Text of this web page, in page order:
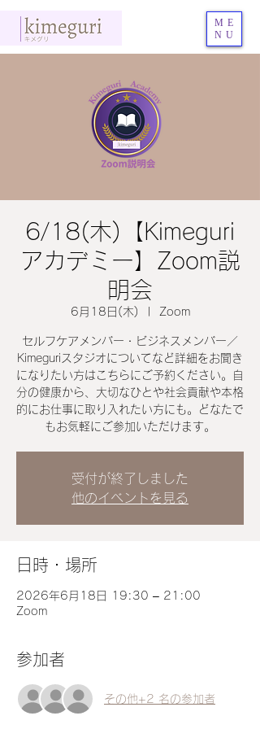
ME
NU
6/18(木)【Kimeguri
アカデミー】Zoom説
明会
6月18日(木) Zoom
セルフケアメンバー・ビジネスメンバー／
Kimeguriスタジオについてなど詳細をお聞き
になりたい方はこちらにご予約ください。自
分の健康から、大切なひとや社会貢献や本格
的にお仕事に取り入れたい方にも。どなたで
もお気軽にご参加いただけます。
受付が終了しました
他のイベントを見る
日時・場所
2026年6月18日 19:30 – 21:00
Zoom
参加者
その他+2 名の参加者